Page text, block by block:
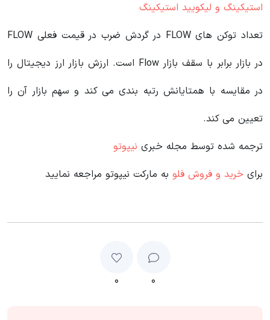
استیکینگ و لیکویید استیکینگ
تعداد توکن های FLOW در گردش ضرب در قیمت فعلی FLOW
در بازار برابر با سقف بازار Flow است. ارزش بازار ارز دیجیتال را
در مقایسه با همتایانش رتبه بندی می کند و سهم بازار آن را
تعیین می کند.
ترجمه شده توسط مجله خبری نیپوتو
برای خرید و فروش فلو به مارکت نیپوتو مراجعه نمایید
۰ ۰